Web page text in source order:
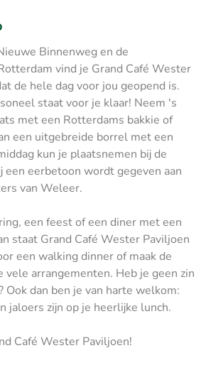
Binnenweg en de
vind je Grand Café Wester
de hele dag voor jou geopend is.
staat voor je klaar! Neem 's
met een Rotterdams bakkie of
een uitgebreide borrel met een
kun je plaatsnemen bij de
een eerbetoon wordt gegeven aan
van Weleer.
een feest of een diner met een
staat Grand Café Wester Paviljoen
een walking dinner of maak de
vele arrangementen. Heb je geen zin
dan ben je van harte welkom:
jaloers zijn op je heerlijke lunch.
Café Wester Paviljoen!